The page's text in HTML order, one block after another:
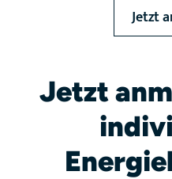
Jetzt
Jetzt